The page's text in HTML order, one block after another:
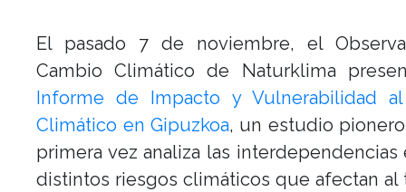
El pasado 7 de noviembre, el
Cambio Climático de Naturklima
Informe de Impacto y Vulnerabilidad
Climático en Gipuzkoa, un estudio
primera vez analiza las interdependencias
distintos riesgos climáticos que afectan al